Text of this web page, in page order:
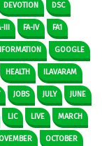
DEVOTION DSC
III FA-IV FA1
GOOGLE
HEALTH ILAVARAM
JOBS JULY JUNE
LIC LIVE MARCH
OCTOBER